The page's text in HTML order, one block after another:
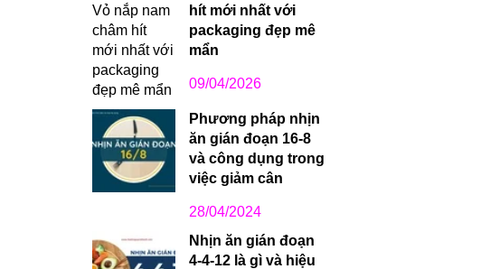
hít mới nhất với
packaging đẹp mê
mẩn
09/04/2026
Phương pháp nhịn
ăn gián đoạn 16-8
và công dụng trong
việc giảm cân
28/04/2024
Nhịn ăn gián đoạn
4-4-12 là gì và hiệu